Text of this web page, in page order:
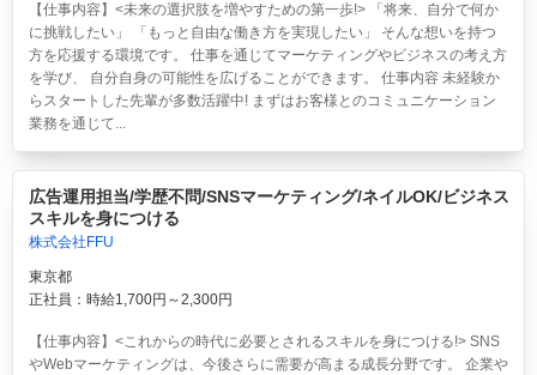
【仕事内容】<未来の選択肢を増やすための第一歩!> 「将来、自分で何か
に挑戦したい」 「もっと自由な働き方を実現したい」 そんな想いを持つ
方を応援する環境です。 仕事を通じてマーケティングやビジネスの考え方
を学び、 自分自身の可能性を広げることができます。 仕事内容 未経験か
らスタートした先輩が多数活躍中! まずはお客様とのコミュニケーション
業務を通じて...
広告運用担当/学歴不問/SNSマーケティング/ネイルOK/ビジネス
スキルを身につける
株式会社FFU
東京都
正社員：時給1,700円～2,300円
【仕事内容】<これからの時代に必要とされるスキルを身につける!> SNS
やWebマーケティングは、今後さらに需要が高まる成長分野です。 企業や